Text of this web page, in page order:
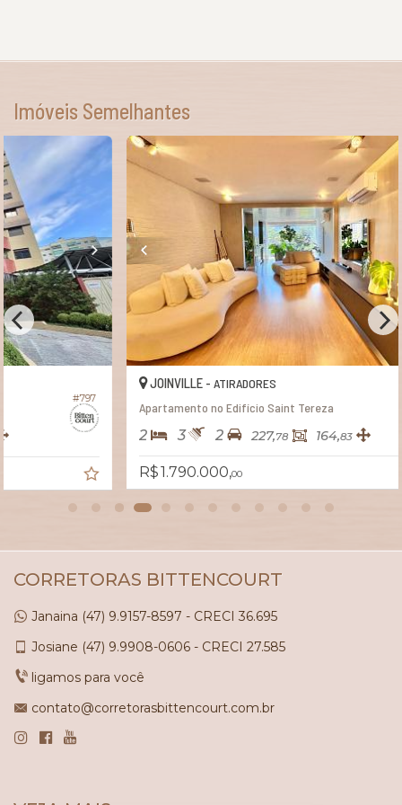
Imóveis Semelhantes
ATIRADORES
Apartamento no Edifício Saint Tereza
3 227,78 164, 83
R$ 1.790.000, 00
CORRETORAS BITTENCOURT
Janaina (47) 9.9157-8597 - CRECI 36.695
Josiane (47) 9.9908-0606 - CRECI 27.585
ligamos para você
contato@corretorasbittencourt.com.br